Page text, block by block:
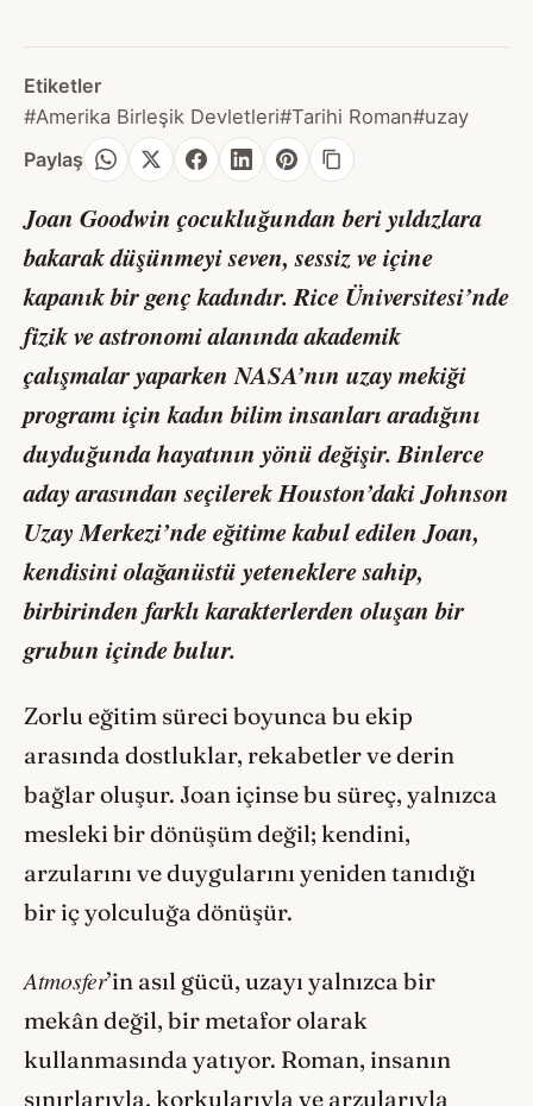
Etiketler
#Amerika Birleşik Devletleri#Tarihi Roman#uzay
Paylaş
Joan Goodwin çocukluğundan beri yıldızlara
bakarak düşünmeyi seven, sessiz ve içine
kapanık bir genç kadındır. Rice Üniversitesi’nde
fizik ve astronomi alanında akademik
çalışmalar yaparken NASA’nın uzay mekiği
programı için kadın bilim insanları aradığını
duyduğunda hayatının yönü değişir. Binlerce
aday arasından seçilerek Houston’daki Johnson
Uzay Merkezi’nde eğitime kabul edilen Joan,
kendisini olağanüstü yeteneklere sahip,
birbirinden farklı karakterlerden oluşan bir
grubun içinde bulur.
Zorlu eğitim süreci boyunca bu ekip
arasında dostluklar, rekabetler ve derin
bağlar oluşur. Joan içinse bu süreç, yalnızca
mesleki bir dönüşüm değil; kendini,
arzularını ve duygularını yeniden tanıdığı
bir iç yolculuğa dönüşür.
Atmosfer’in asıl gücü, uzayı yalnızca bir
mekân değil, bir metafor olarak
kullanmasında yatıyor. Roman, insanın
sınırlarıyla, korkularıyla ve arzularıyla